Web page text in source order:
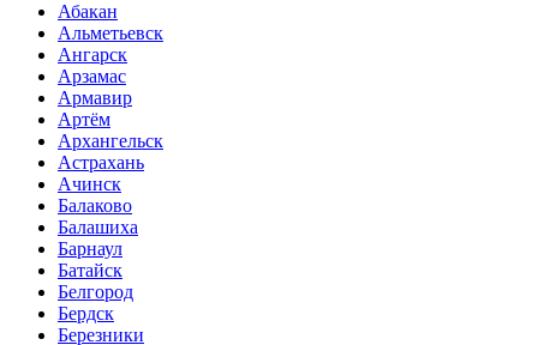
Абакан
Альметьевск
Ангарск
Арзамас
Армавир
Артём
Архангельск
Астрахань
Ачинск
Балаково
Балашиха
Барнаул
Батайск
Белгород
Бердск
Березники